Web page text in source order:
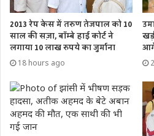
2013 रेप केस में तरुण तेजपाल को 10
साल की सज़ा, बॉम्बे हाई कोर्ट ने
लगाया 10 लाख रुपये का जुर्माना
18 hours ago